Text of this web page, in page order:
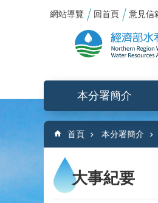
跳到主要內容區塊
網站導覽 回首頁 意見信
本分署簡介
:::
首頁 本分署簡介
大事紀要